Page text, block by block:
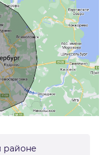
районе